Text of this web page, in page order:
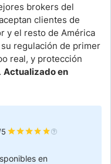
tu Perfil
brokers del
clientes de
y el resto de América
regulación de primer
real, y protección
Actualizado en
en